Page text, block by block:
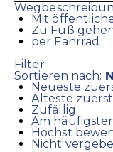
Mit
Zu Fuß
per Fahrrad
Filter
Sortieren nach:
Neueste
Älteste zuerst
Zufällig
Am
Höchst
Nicht